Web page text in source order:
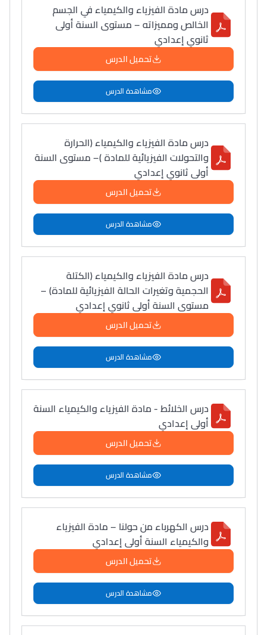
درس مادة الفيزياء والكيمياء في الجسم
الخالص ومميزاته – مستوى السنة أولى
ثانوي إعدادي
تحميل الدرس
مشاهدة الدرس
درس مادة الفيزياء والكيمياء (الحرارة
والتحولات الفيزيائية للمادة )– مستوى السنة
أولى ثانوي إعدادي
تحميل الدرس
مشاهدة الدرس
درس مادة الفيزياء والكيمياء (الكتلة
الحجمية وتغيرات الحالة الفيزيائية للمادة) –
مستوى السنة أولى ثانوي إعدادي
تحميل الدرس
مشاهدة الدرس
درس الخلائط - مادة الفيزياء والكيمياء السنة
أولى إعدادي
تحميل الدرس
مشاهدة الدرس
درس الكهرباء من حولنا – مادة الفيزياء
والكيمياء السنة أولى إعدادي
تحميل الدرس
مشاهدة الدرس